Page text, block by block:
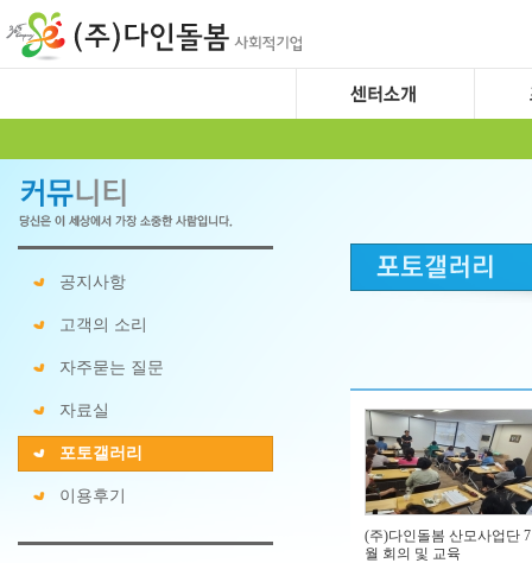
공지사항
고객의 소리
자주묻는 질문
자료실
포토갤러리
이용후기
(주)다인돌봄 산모사업단 7
월 회의 및 교육